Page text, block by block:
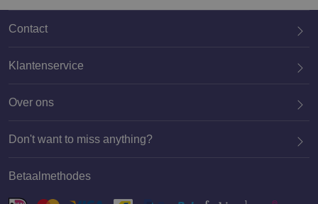
Contact
020 659 3444
Klantenservice
Over ons
Don't want to miss anything?
Betaalmethodes